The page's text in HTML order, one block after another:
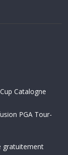
Catalogne
PGA Tour-
gratuitement